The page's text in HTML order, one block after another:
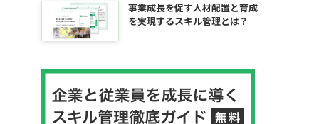
事業成長を促す人材配置と育成
を実現するスキル管理とは？